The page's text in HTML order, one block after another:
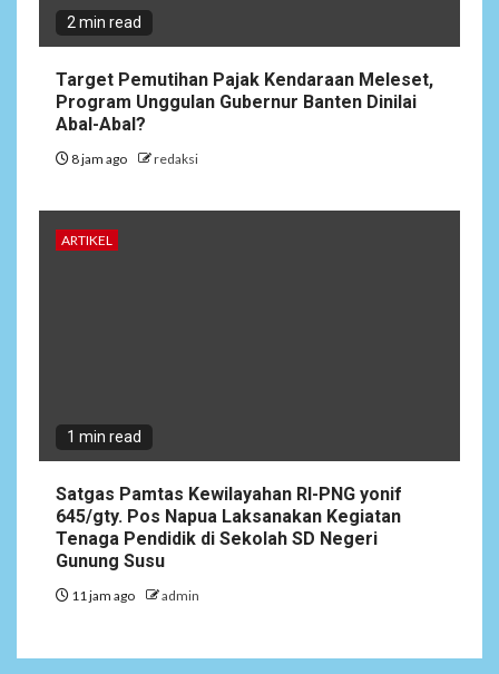
2 min read
Target Pemutihan Pajak Kendaraan Meleset,
Program Unggulan Gubernur Banten Dinilai
Abal-Abal?
8 jam ago redaksi
ARTIKEL
1 min read
Satgas Pamtas Kewilayahan RI-PNG yonif
645/gty. Pos Napua Laksanakan Kegiatan
Tenaga Pendidik di Sekolah SD Negeri
Gunung Susu
11 jam ago admin